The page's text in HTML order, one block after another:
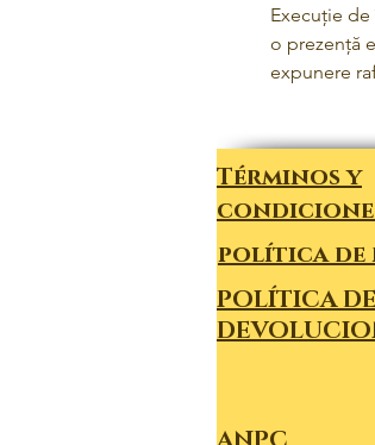
Execuție
o prezență
expunere
Términos y
política de
POLÍTICA